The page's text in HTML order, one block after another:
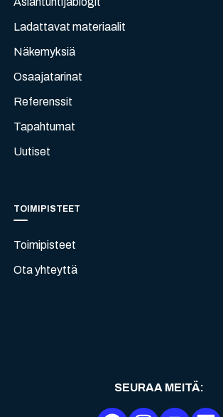
Ladattavat materiaalit
Näkemyksiä
Osaajatarinat
Referenssit
Tapahtumat
Uutiset
TOIMIPISTEET
Toimipisteet
Ota yhteyttä
SEURAA MEITÄ: